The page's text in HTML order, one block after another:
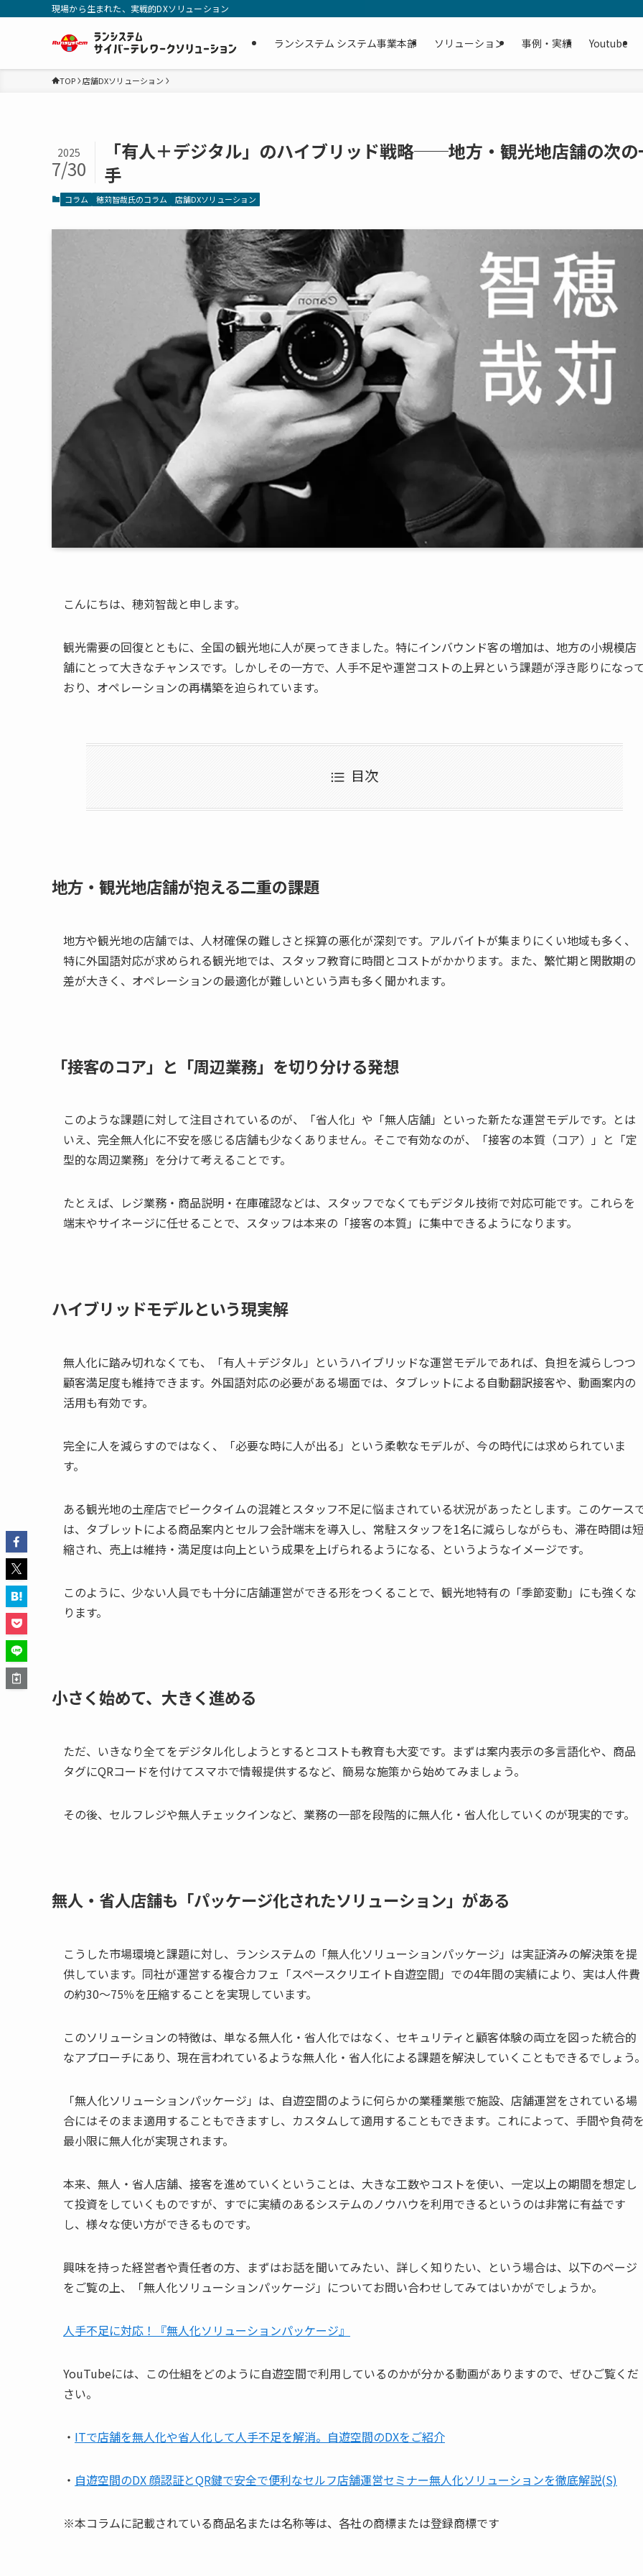
現場から生まれた、実戦的DXソリューション
ランシステム システム事業本部 ソリューション 事例・実績 Youtube
TOP 店舗DXソリューション
「有人＋デジタル」のハイブリッド戦略──地方・観光地店舗の次の
手
2025
7/30
コラム 穂苅智哉氏のコラム 店舗DXソリューション
こんにちは、穂苅智哉と申します。
観光需要の回復とともに、全国の観光地に人が戻ってきました。特にインバウンド客の増加は、地方の小規模店
舗にとって大きなチャンスです。しかしその一方で、人手不足や運営コストの上昇という課題が浮き彫りになっ
おり、オペレーションの再構築を迫られています。
目次
地方・観光地店舗が抱える二重の課題
地方や観光地の店舗では、人材確保の難しさと採算の悪化が深刻です。アルバイトが集まりにくい地域も多く、
特に外国語対応が求められる観光地では、スタッフ教育に時間とコストがかかります。また、繁忙期と閑散期の
差が大きく、オペレーションの最適化が難しいという声も多く聞かれます。
「接客のコア」と「周辺業務」を切り分ける発想
このような課題に対して注目されているのが、「省人化」や「無人店舗」といった新たな運営モデルです。とは
いえ、完全無人化に不安を感じる店舗も少なくありません。そこで有効なのが、「接客の本質（コア）」と「定
型的な周辺業務」を分けて考えることです。
たとえば、レジ業務・商品説明・在庫確認などは、スタッフでなくてもデジタル技術で対応可能です。これらを
端末やサイネージに任せることで、スタッフは本来の「接客の本質」に集中できるようになります。
ハイブリッドモデルという現実解
無人化に踏み切れなくても、「有人＋デジタル」というハイブリッドな運営モデルであれば、負担を減らしつつ
顧客満足度も維持できます。外国語対応の必要がある場面では、タブレットによる自動翻訳接客や、動画案内の
活用も有効です。
完全に人を減らすのではなく、「必要な時に人が出る」という柔軟なモデルが、今の時代には求められていま
す。
ある観光地の土産店でピークタイムの混雑とスタッフ不足に悩まされている状況があったとします。このケース
は、タブレットによる商品案内とセルフ会計端末を導入し、常駐スタッフを1名に減らしながらも、滞在時間は短
縮され、売上は維持・満足度は向上という成果を上げられるようになる、というようなイメージです。
このように、少ない人員でも十分に店舗運営ができる形をつくることで、観光地特有の「季節変動」にも強くな
ります。
小さく始めて、大きく進める
ただ、いきなり全てをデジタル化しようとするとコストも教育も大変です。まずは案内表示の多言語化や、商品
タグにQRコードを付けてスマホで情報提供するなど、簡易な施策から始めてみましょう。
その後、セルフレジや無人チェックインなど、業務の一部を段階的に無人化・省人化していくのが現実的です。
無人・省人店舗も「パッケージ化されたソリューション」がある
こうした市場環境と課題に対し、ランシステムの「無人化ソリューションパッケージ」は実証済みの解決策を提
供しています。同社が運営する複合カフェ「スペースクリエイト自遊空間」での4年間の実績により、実は人件費
の約30～75％を圧縮することを実現しています。
このソリューションの特徴は、単なる無人化・省人化ではなく、セキュリティと顧客体験の両立を図った統合的
なアプローチにあり、現在言われているような無人化・省人化による課題を解決していくこともできるでしょう
「無人化ソリューションパッケージ」は、自遊空間のように何らかの業種業態で施設、店舗運営をされている場
合にはそのまま適用することもできますし、カスタムして適用することもできます。これによって、手間や負荷
最小限に無人化が実現されます。
本来、無人・省人店舗、接客を進めていくということは、大きな工数やコストを使い、一定以上の期間を想定し
て投資をしていくものですが、すでに実績のあるシステムのノウハウを利用できるというのは非常に有益です
し、様々な使い方ができるものです。
興味を持った経営者や責任者の方、まずはお話を聞いてみたい、詳しく知りたい、という場合は、以下のページ
をご覧の上、「無人化ソリューションパッケージ」についてお問い合わせしてみてはいかがでしょうか。
人手不足に対応！『無人化ソリューションパッケージ』
YouTubeには、この仕組をどのように自遊空間で利用しているのかが分かる動画がありますので、ぜひご覧くだ
さい。
・ ITで店舗を無人化や省人化して人手不足を解消。自遊空間のDXをご紹介
・ 自遊空間のDX 顔認証とQR鍵で安全で便利なセルフ店舗運営セミナー無人化ソリューションを徹底解説(S)
※本コラムに記載されている商品名または名称等は、各社の商標または登録商標です